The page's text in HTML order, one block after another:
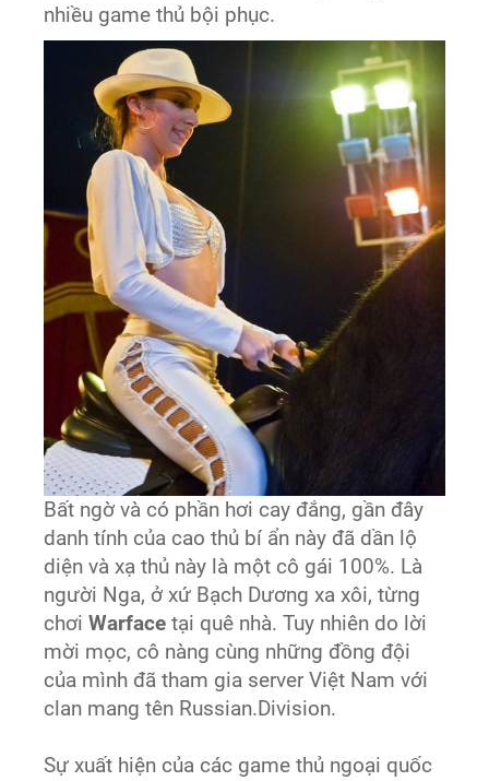
nhiều game thủ bội phục.
Bất ngờ và có phần hơi cay đắng, gần đây
danh tính của cao thủ bí ẩn này đã dần lộ
diện và xạ thủ này là một cô gái 100%. Là
người Nga, ở xứ Bạch Dương xa xôi, từng
chơiWarface tại quê nhà. Tuy nhiên do lời
mời mọc, cô nàng cùng những đồng đội
của mình đã tham gia server Việt Nam với
clan mang tên Russian.Division.
Sự xuất hiện của các game thủ ngoại quốc